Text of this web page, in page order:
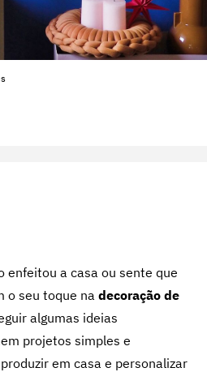
enfeitou a casa ou sente que
o seu toque na decoração de
algumas ideias
projetos simples e
em casa e personalizar